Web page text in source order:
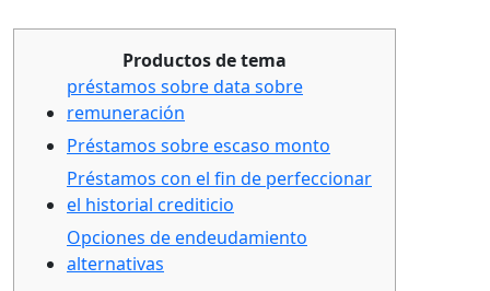
Productos de tema
préstamos sobre data sobre
remuneración
Préstamos sobre escaso monto
Préstamos con el fin de perfeccionar
el historial crediticio
Opciones de endeudamiento
alternativas